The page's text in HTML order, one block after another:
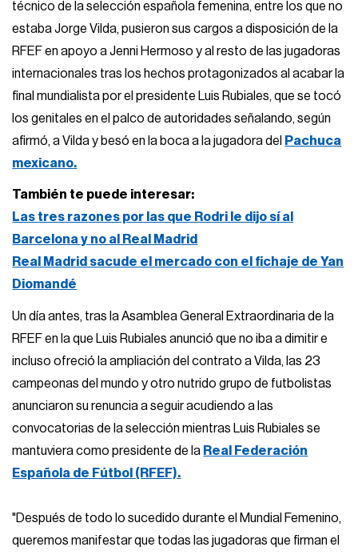
técnico de la selección española femenina, entre los que no
estaba Jorge Vilda, pusieron sus cargos a disposición de la
RFEF en apoyo a Jenni Hermoso y al resto de las jugadoras
internacionales tras los hechos protagonizados al acabar la
final mundialista por el presidente Luis Rubiales, que se tocó
los genitales en el palco de autoridades señalando, según
afirmó, a Vilda y besó en la boca a la jugadora del
Pachuca
mexicano.
También te puede interesar:
Las tres razones por las que Rodri le dijo sí al
Barcelona y no al Real Madrid
Real Madrid sacude el mercado con el fichaje de Yan
Diomandé
Un día antes, tras la Asamblea General Extraordinaria de la
RFEF en la que Luis Rubiales anunció que no iba a dimitir e
incluso ofreció la ampliación del contrato a Vilda, las 23
campeonas del mundo y otro nutrido grupo de futbolistas
anunciaron su renuncia a seguir acudiendo a las
convocatorias de la selección mientras Luis Rubiales se
mantuviera como presidente de la Real Federación
Española de Fútbol (RFEF).
"Después de todo lo sucedido durante el Mundial Femenino,
queremos manifestar que todas las jugadoras que firman el